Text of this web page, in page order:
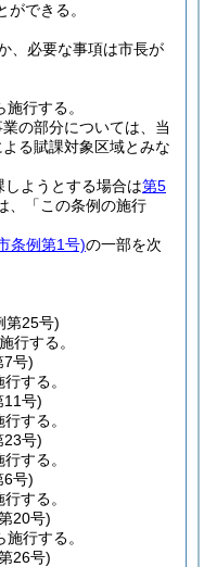
できる。
、必要な事項は市長が
行する。
の部分については、当
る賦課対象区域とみな
ようとする場合は第5
、「この条例の施行
条例第1号)の一部を次
第25号)
行する。
7号)
する。
11号)
する。
23号)
する。
6号)
する。
20号)
行する。
26号)